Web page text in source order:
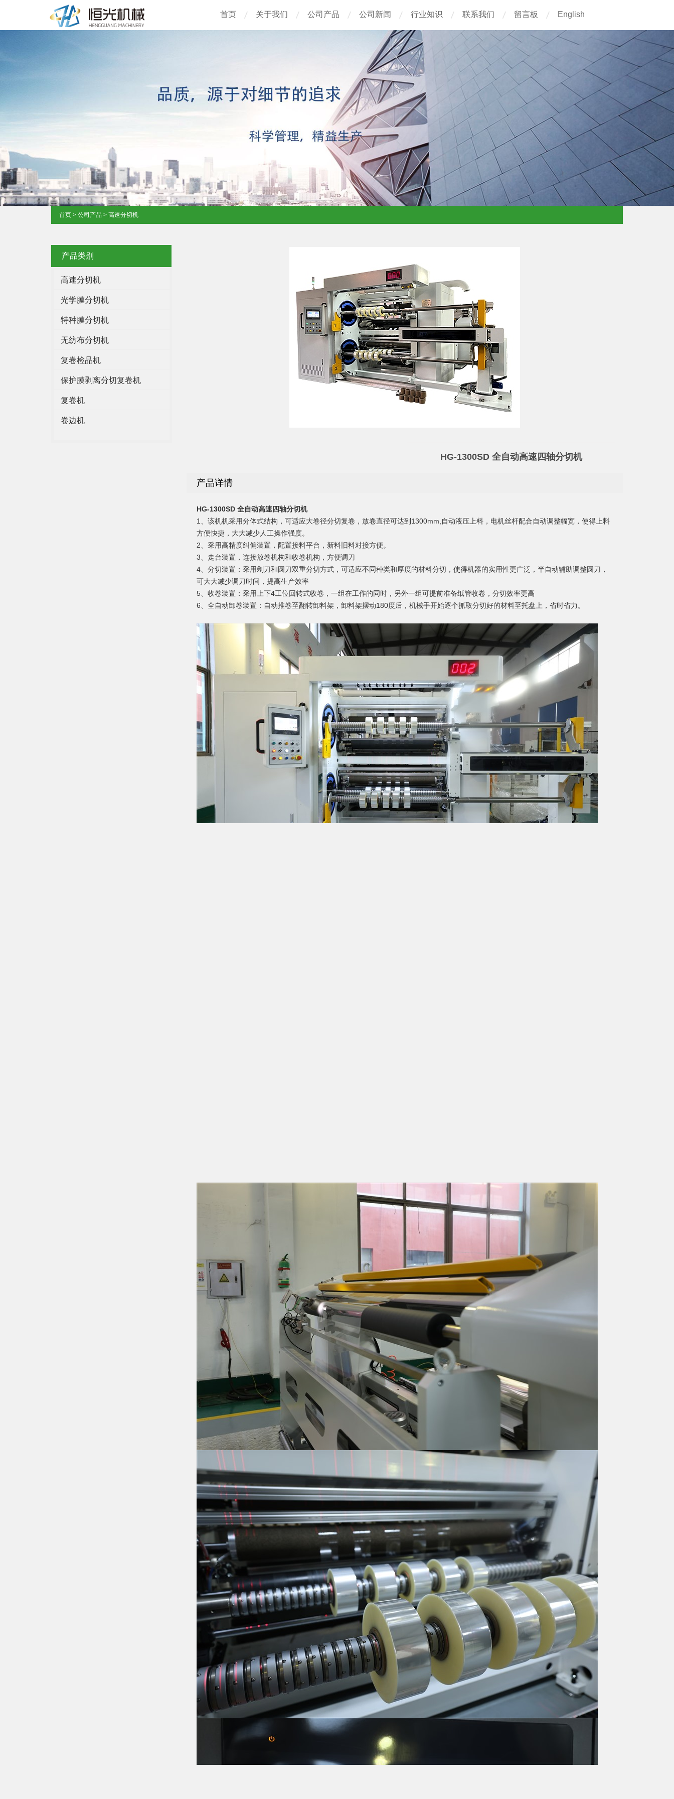
首页 关于我们 公司产品 公司新闻 行业知识 联系我们 留言板 English
首页 > 公司产品 > 高速分切机
产品类别
高速分切机
光学膜分切机
特种膜分切机
无纺布分切机
复卷检品机
保护膜剥离分切复卷机
复卷机
卷边机
HG-1300SD 全自动高速四轴分切机
产品详情
HG-1300SD 全自动高速四轴分切机
1、该机机采用分体式结构，可适应大卷径分切复卷，放卷直径可达到1300mm,自动液压上料，电机丝杆配合自动调整幅宽，使得上料
方便快捷，大大减少人工操作强度。
2、采用高精度纠偏装置，配置接料平台，新料旧料对接方便。
3、走台装置，连接放卷机构和收卷机构，方便调刀
4、分切装置：采用剃刀和圆刀双重分切方式，可适应不同种类和厚度的材料分切，使得机器的实用性更广泛，半自动辅助调整圆刀，
可大大减少调刀时间，提高生产效率
5、收卷装置：采用上下4工位回转式收卷，一组在工作的同时，另外一组可提前准备纸管收卷，分切效率更高
6、全自动卸卷装置：自动推卷至翻转卸料架，卸料架摆动180度后，机械手开始逐个抓取分切好的材料至托盘上，省时省力。